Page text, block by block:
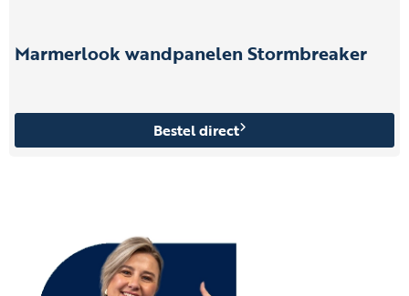
Marmerlook wandpanelen Stormbreaker
Bestel direct